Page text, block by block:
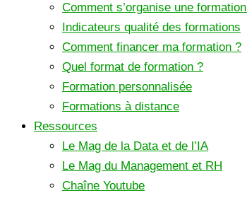
Comment s’organise une
Indicateurs qualité des formations
Comment financer ma formation ?
Quel format de formation ?
Formation personnalisée
Formations à distance
Ressources
Le Mag de la Data et de l’IA
Le Mag du Management et RH
Chaîne Youtube